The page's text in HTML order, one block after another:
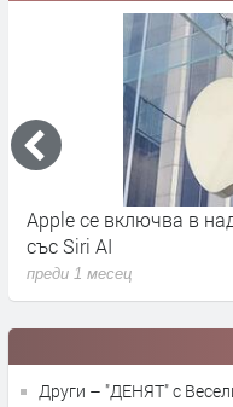
Apple се включва в
със Siri AI
преди 1 месец
Други – "ДЕНЯТ" с